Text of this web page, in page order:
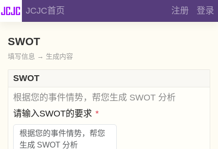
JCJC首页 注册 登录
SWOT
填写信息 → 生成内容
SWOT
根据您的事件情势，帮您生成 SWOT 分析
请输入SWOT的要求 *